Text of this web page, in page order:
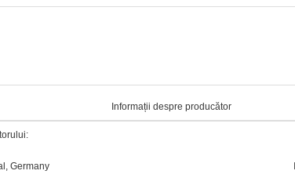
Informații despre producător
Germany